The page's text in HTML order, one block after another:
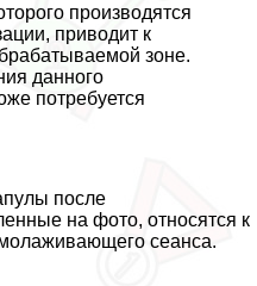
производятся
приводит к
зоне.
данного
потребуется
после
на фото, относятся к
сеанса.